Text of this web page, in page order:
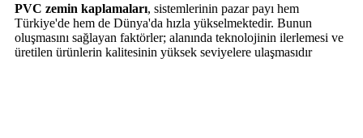
PVC zemin kaplamaları, sistemlerinin pazar payı hem
Türkiye'de hem de Dünya'da hızla yükselmektedir. Bunun
oluşmasını sağlayan faktörler; alanında teknolojinin ilerlemesi ve
üretilen ürünlerin kalitesinin yüksek seviyelere ulaşmasıdır